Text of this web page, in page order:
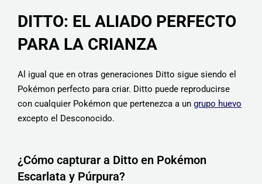
DITTO: EL ALIADO PERFECTO
PARA LA CRIANZA
Al igual que en otras generaciones Ditto sigue siendo el
Pokémon perfecto para criar. Ditto puede reproducirse
con cualquier Pokémon que pertenezca a un grupo huevo
excepto el Desconocido.
¿Cómo capturar a Ditto en Pokémon
Escarlata y Púrpura?